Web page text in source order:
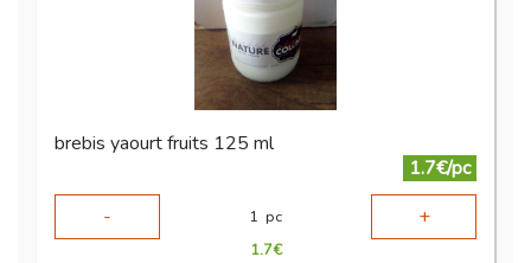
brebis yaourt fruits 125 ml
1.7€/pc
-
1 pc +
1.7€